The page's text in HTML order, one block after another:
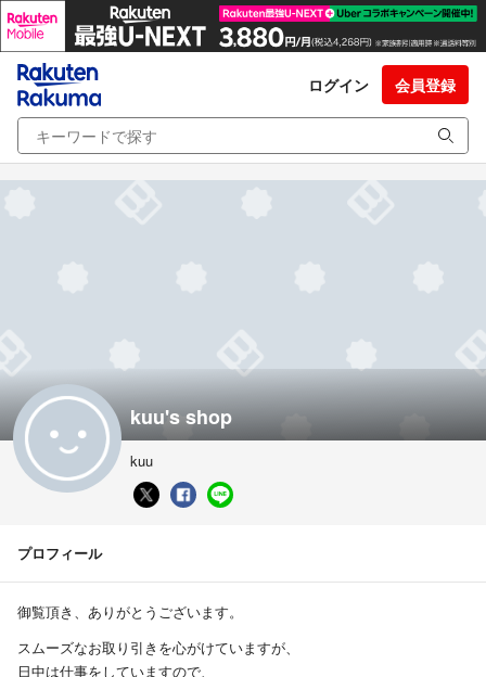
ログイン 会員登録
kuu's shop
kuu
プロフィール
御覧頂き、ありがとうございます。
スムーズなお取り引きを心がけていますが、
日中は仕事をしていますので、